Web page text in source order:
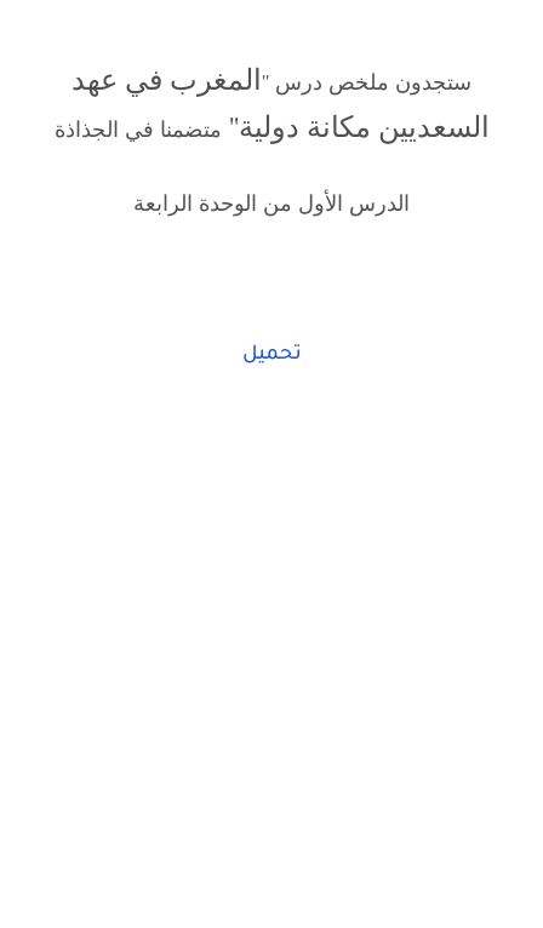
ستجدون ملخص درس ''المغرب في عهد
السعديين مكانة دولية'' متضمنا في الجذاذة
الدرس الأول من الوحدة الرابعة
تحميل